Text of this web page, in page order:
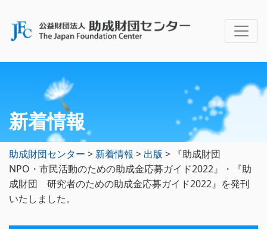
新着情報
助成財団センター > 新着情報 > 出版 > 『助成財団
NPO・市民活動のための助成金応募ガイド2022』・『助
成財団 研究者のための助成金応募ガイド2022』を発刊
いたしました。